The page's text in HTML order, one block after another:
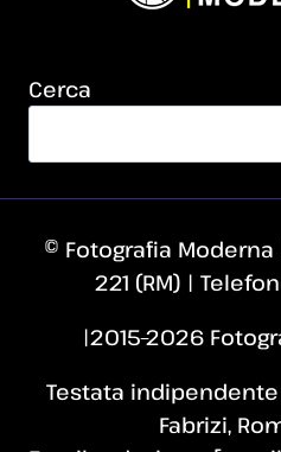
Cerca
© Fotografia
221 (RM) |
|2015–2026
Testata
Fabrizi,